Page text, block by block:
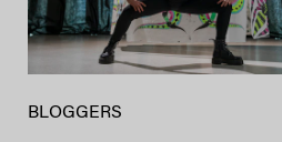
BLOGGERS